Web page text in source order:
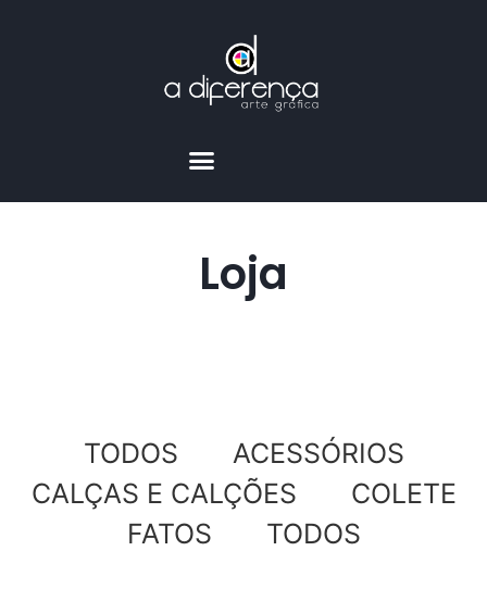
Loja
TODOS
ACESSÓRIOS
CALÇAS E CALÇÕES
COLETE
FATOS
TODOS